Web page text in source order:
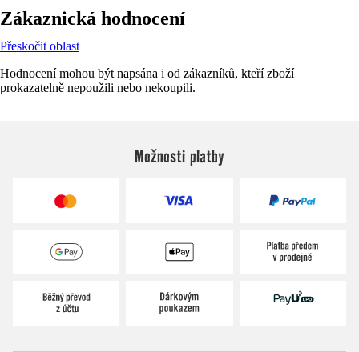
Zákaznická hodnocení
Přeskočit oblast
Hodnocení mohou být napsána i od zákazníků, kteří zboží
prokazatelně nepoužili nebo nekoupili.
Možnosti platby